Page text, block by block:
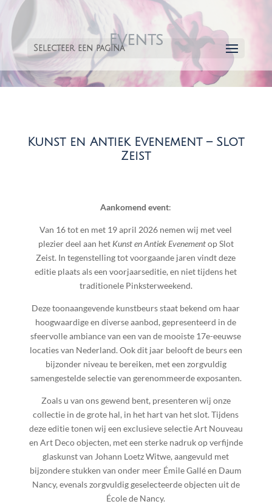
Selecteer een paginaEvents
Kunst en Antiek Evenement – Slot
Zeist
Aankomend event:
Van 16 tot en met 19 april 2026 nemen wij met veel
plezier deel aan het Kunst en Antiek Evenementop Slot
Zeist. In tegenstelling tot voorgaande jaren vindt deze
editie plaats als een voorjaarseditie, en niet tijdens het
traditionele Pinksterweekend.
Deze toonaangevende kunstbeurs staat bekend om haar
hoogwaardige en diverse aanbod, gepresenteerd in de
sfeervolle ambiance van een van de mooiste 17e-eeuwse
locaties van Nederland. Ook dit jaar belooft de beurs een
bijzonder niveau te bereiken, met een zorgvuldig
samengestelde selectie van gerenommeerde exposanten.
Zoals u van ons gewend bent, presenteren wij onze
collectie in de grote hal, in het hart van het slot. Tijdens
deze editie tonen wij een exclusieve selectie Art Nouveau
en Art Deco objecten, met een sterke nadruk op verfijnde
glaskunst van Johann Loetz Witwe, aangevuld met
bijzondere stukken van onder meer Émile Gallé en Daum
Nancy, evenals zorgvuldig geselecteerde objecten uit de
École de Nancy.